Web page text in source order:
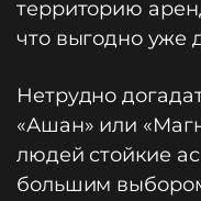
территорию
что выгодно уже
Нетрудно
«Ашан» или
людей стойкие
большим